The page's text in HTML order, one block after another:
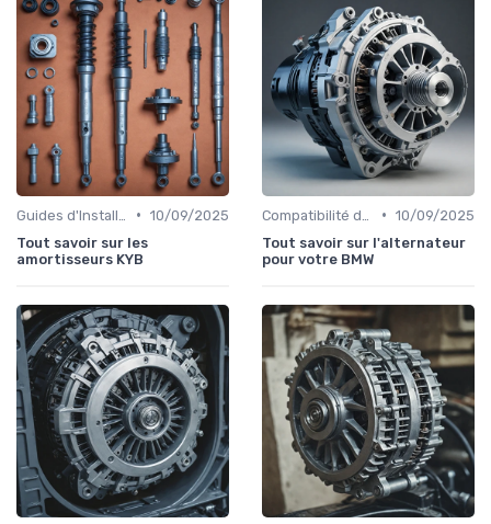
• 10/09/2025
Tout savoir sur les
amortisseurs KYB
• 10/09/2025
Tout savoir sur l'alternateur
pour votre BMW